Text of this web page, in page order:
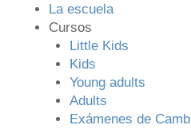
La escuela
Cursos
Little Kids
Kids
Young adults
Adults
Exámenes de